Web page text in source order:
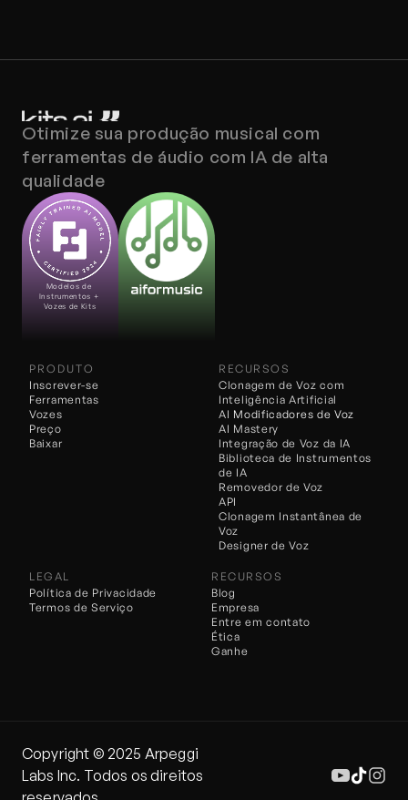
Otimize sua produção musical com
ferramentas de áudio com IA de alta
qualidade
Modelos de
Instrumentos +
Vozes de Kits
PRODUTO
Inscrever-se
Ferramentas
Vozes
Preço
Baixar
RECURSOS
Clonagem de Voz com
Inteligência Artificial
Integração de Voz da IA
AI Modificadores de Voz
AI Mastery
Biblioteca de Instrumentos
de IA
Removedor de Voz
API
Clonagem Instantânea de
Voz
Designer de Voz
LEGAL
Política de Privacidade
Termos de Serviço
RECURSOS
Blog
Empresa
Entre em contato
Ética
Ganhe
Copyright ©️ 2025 Arpeggi
Labs Inc. Todos os direitos